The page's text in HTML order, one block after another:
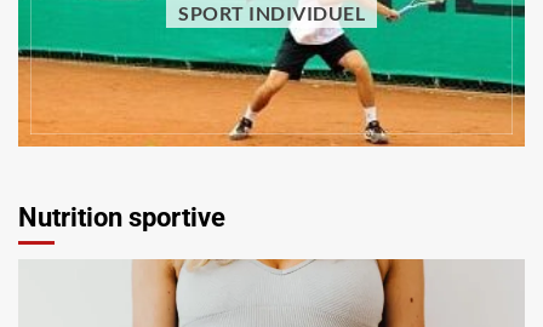
Comment faire du sport sans equipement :
quels exercices pratiquer à la maison ?
29 juillet 2026
SPORT INDIVIDUEL
Nutrition sportive